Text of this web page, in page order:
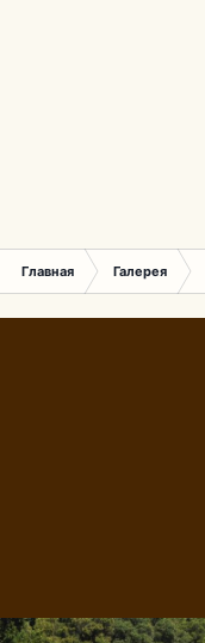
Главная Галерея